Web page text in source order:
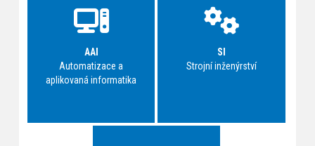
AAI
Automatizace a
aplikovaná informatika
SI
Strojní inženýrství